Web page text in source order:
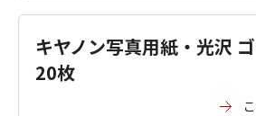
キヤノン写真用紙・光沢
20枚